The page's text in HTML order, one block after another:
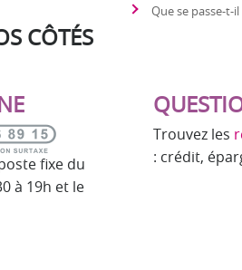
Que se passe-t-
CÔTÉS
fixe du
à 19h et le
Trouvez les
: crédit,